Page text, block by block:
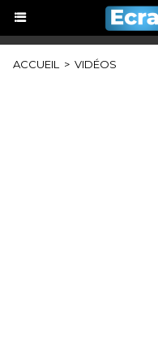
ACCUEIL > VIDÉOS